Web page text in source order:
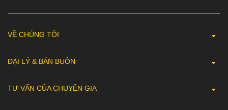
VỀ CHÚNG TÔI
ĐẠI LÝ & BÁN BUÔN
TƯ VẤN CỦA CHUYÊN GIA